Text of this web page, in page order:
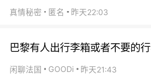
真情秘密 匿名 昨天22:03
巴黎有人出行李箱或者不要的
闲聊法国 GOODi 昨天21:43